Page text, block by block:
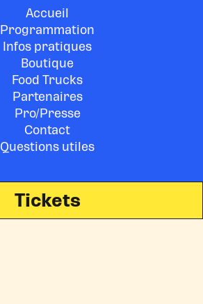
Tickets
Accueil
Programmation
Infos pratiques
Boutique
Food Trucks
Partenaires
Pro/Presse
Contact
Questions utiles